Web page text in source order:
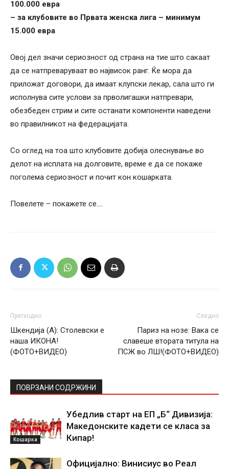
100.000 евра
– за клубовите во Првата женска лига – минимум
15.000 евра
Овој дел значи сериозност од страна на тие што сакаат
да се натпреваруваат во највисок ранг. Ќе мора да
приложат договори, да имаат клупски лекар, сала што ги
исполнува сите услови за прволигашки натпревари,
обезбеден стрим и сите останати компоненти наведени
во правилникот на федерацијата.
Со оглед на тоа што клубовите добија олеснување во
делот на исплата на долговите, време е да се покаже
поголема сериозност и почит кон кошарката.
Повелете – покажете се….
Претходно
Шкендија (А): Столевски е
наша ИКОНА!
(ФОТО+ВИДЕО)
Следно
Париз на нозе: Вака се
славеше втората титула на
ПСЖ во ЛШ!(ФОТО+ВИДЕО)
ПОВРЗАНИ СОДРЖИНИ
Кошарка
Убедлив старт на ЕП „Б“ Дивизија:
Македонските кадети се класа за
Кипар!
Официјално: Винисиус во Реал